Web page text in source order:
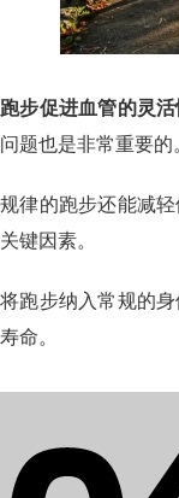
跑步促进血管的灵
问题也是非常重要的
规律的跑步还能减
关键因素。
将跑步纳入常规的
寿命。